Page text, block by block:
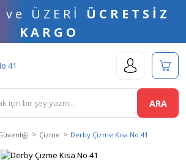
ÜZERİ ÜCRETSİZ
KARGO
ARA
Çizme Derby Çizme Kısa No 41